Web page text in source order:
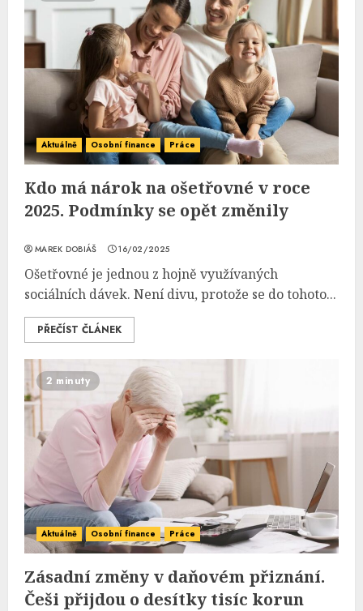
Aktuálně Osobní finance Práce
Kdo má nárok na ošetřovné v roce
2025. Podmínky se opět změnily
MAREK DOBIÁŠ 16/02/2025
Ošetřovné je jednou z hojně využívaných
sociálních dávek. Není divu, protože se do tohoto...
PŘEČÍST ČLÁNEK
2 minuty
Aktuálně Osobní finance Práce
Zásadní změny v daňovém přiznání.
Češi přijdou o desítky tisíc korun